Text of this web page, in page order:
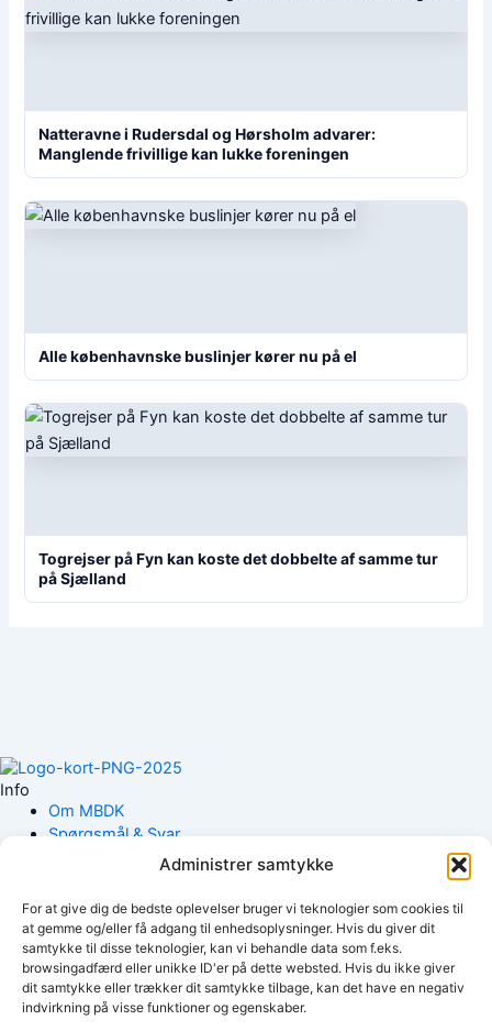
Administrer samtykke
For at give dig de bedste oplevelser bruger vi teknologier som cookies til
at gemme og/eller få adgang til enhedsoplysninger. Hvis du giver dit
samtykke til disse teknologier, kan vi behandle data som f.eks.
browsingadfærd eller unikke ID'er på dette websted. Hvis du ikke giver
dit samtykke eller trækker dit samtykke tilbage, kan det have en negativ
indvirkning på visse funktioner og egenskaber.
Natteravne i Rudersdal og Hørsholm advarer:
Manglende frivillige kan lukke foreningen
Alle københavnske buslinjer kører nu på el
Togrejser på Fyn kan koste det dobbelte af samme tur
på Sjælland
Info
Om MBDK
Spørgsmål & Svar
Genveje
Netværk & Medier
Produkter
Få nyt fra MBDK – Tilmeld dig vores nyhedsbrev